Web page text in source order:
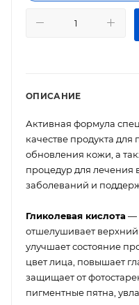
ОПИСАНИЕ
Активная формула
качестве продукта для
обновления кожи, а
процедур для лечения
заболеваний и
Гликолевая кислота —
отшелушивает
улучшает состояние
цвет лица, повышает
защищает от
пигментные пятна,